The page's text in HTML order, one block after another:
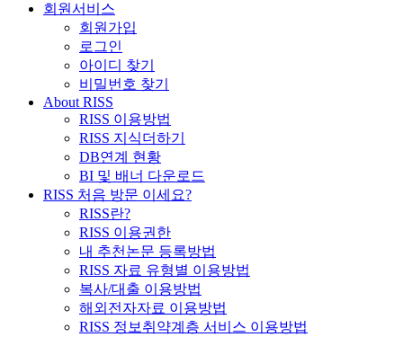
회원서비스
회원가입
로그인
아이디 찾기
비밀번호 찾기
About RISS
RISS 이용방법
RISS 지식더하기
DB연계 현황
BI 및 배너 다운로드
RISS 처음 방문 이세요?
RISS란?
RISS 이용권한
내 추천논문 등록방법
RISS 자료 유형별 이용방법
복사/대출 이용방법
해외전자자료 이용방법
RISS 정보취약계층 서비스 이용방법